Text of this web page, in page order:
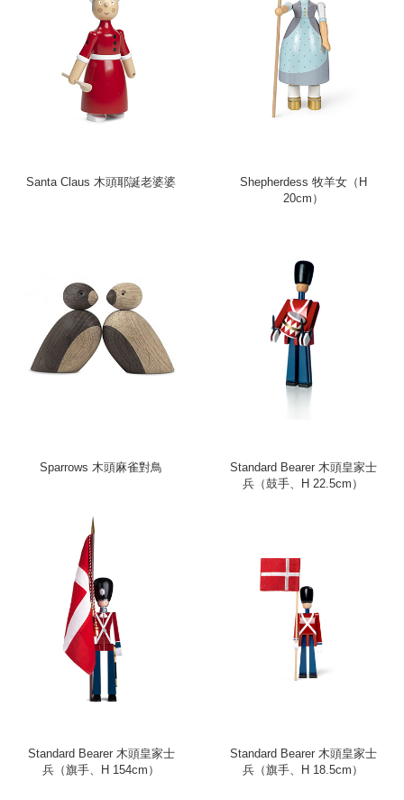
Santa Claus 木頭耶誕老婆婆
Shepherdess 牧羊女（H
20cm）
Sparrows 木頭麻雀對鳥
Standard Bearer 木頭皇家士
兵（鼓手、H 22.5cm）
Standard Bearer 木頭皇家士
兵（旗手、H 154cm）
Standard Bearer 木頭皇家士
兵（旗手、H 18.5cm）